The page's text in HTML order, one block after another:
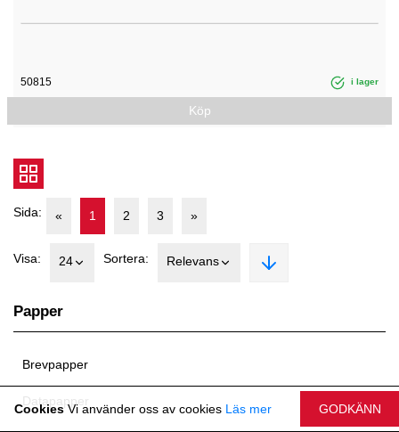
Papper
Brevpapper
Datapapper
50815 i lager
Köp
Sida: « 1 2 3 »
Visa: 24 Sortera: Relevans
CookiesVi använder oss av cookies Läs mer GODKÄNN